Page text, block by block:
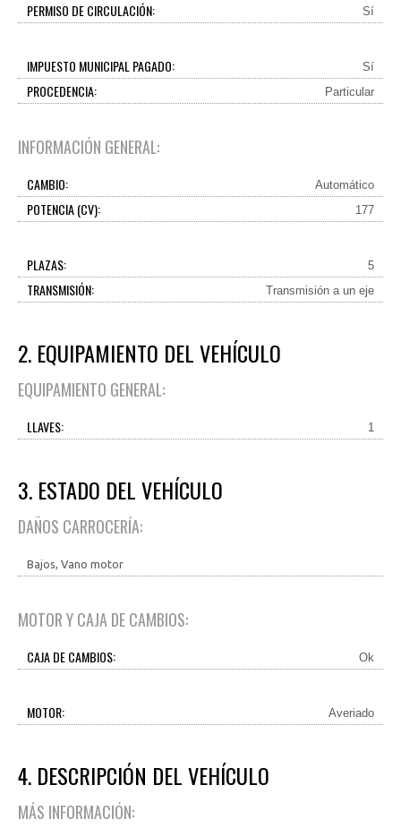
PERMISO DE CIRCULACIÓN: Sí
IMPUESTO MUNICIPAL PAGADO: Sí
PROCEDENCIA: Particular
INFORMACIÓN GENERAL:
CAMBIO: Automático
POTENCIA (CV): 177
PLAZAS: 5
TRANSMISIÓN: Transmisión a un eje
2. EQUIPAMIENTO DEL VEHÍCULO
EQUIPAMIENTO GENERAL:
LLAVES: 1
3. ESTADO DEL VEHÍCULO
DAÑOS CARROCERÍA:
Bajos, Vano motor
MOTOR Y CAJA DE CAMBIOS:
CAJA DE CAMBIOS: Ok
MOTOR: Averiado
4. DESCRIPCIÓN DEL VEHÍCULO
MÁS INFORMACIÓN: